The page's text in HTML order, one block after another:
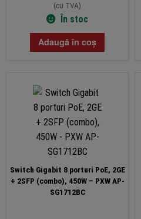
(cu TVA)
În stoc
Adaugă în coș
Switch Gigabit 8 porturi PoE, 2GE
+ 2SFP (combo), 450W – PXW AP-
SG1712BC